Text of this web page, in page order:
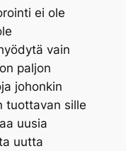
ei ole
vain
paljon
johonkin
tuottavan sille
uusia
uutta